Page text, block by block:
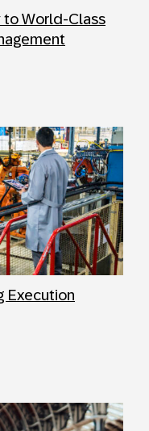
to World-Class
Execution